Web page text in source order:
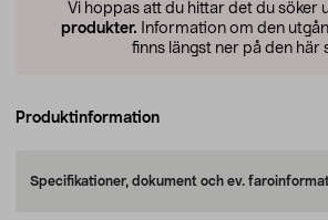
Vi hoppas att du hittar det du söker
produkter. Information om den
finns längst ner på den här
Produktinformation
Specifikationer, dokument och ev.